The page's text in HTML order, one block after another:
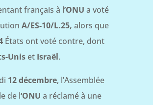
français à l’ONU a voté
A/ES-10/L.25, alors que
États ont voté contre, dont
Uniset Israël.
12 décembre, l’Assemblée
de l‘ONU a réclamé à une